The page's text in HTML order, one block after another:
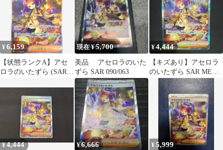
¥6,159
【状態ランクA】アセ
ロラのいたずら (SAR)
現在 ¥5,700
美品 アセロラのいた
ずら SAR 090/063
¥4,444
【キズあり】アセロラ
のいたずら SAR MEGA
拡張パック メガシンフ
ォニア
¥4,444 ¥6,666 ¥5,999